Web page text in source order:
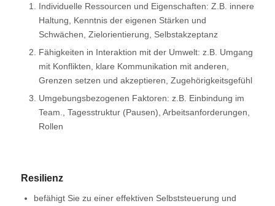
Individuelle Ressourcen und Eigenschaften: Z.B. innere
Haltung, Kenntnis der eigenen Stärken und
Schwächen, Zielorientierung, Selbstakzeptanz
Fähigkeiten in Interaktion mit der Umwelt: z.B. Umgang
mit Konflikten, klare Kommunikation mit anderen,
Grenzen setzen und akzeptieren, Zugehörigkeitsgefühl
Umgebungsbezogenen Faktoren: z.B. Einbindung im
Team., Tagesstruktur (Pausen), Arbeitsanforderungen,
Rollen
Resilienz
befähigt Sie zu einer effektiven Selbststeuerung und